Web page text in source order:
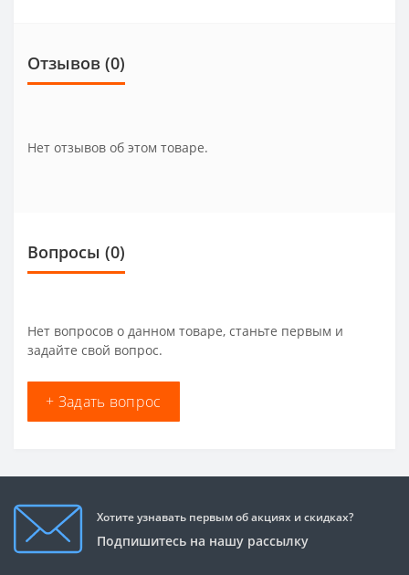
Отзывов (0)
Нет отзывов об этом товаре.
Вопросы (0)
Нет вопросов о данном товаре, станьте первым и
задайте свой вопрос.
+ Задать вопрос
Хотите узнавать первым об акциях и скидках?
Подпишитесь на нашу рассылку